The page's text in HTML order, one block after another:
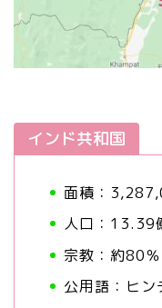
インド共和国
面積：
人口：13.39
宗教：約80
公用語：ヒン